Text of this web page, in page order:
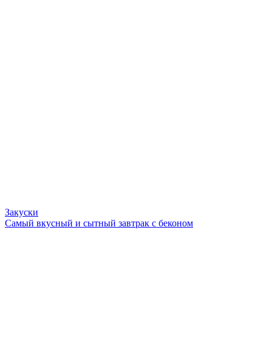
Закуски
Самый вкусный и сытный завтрак с беконом